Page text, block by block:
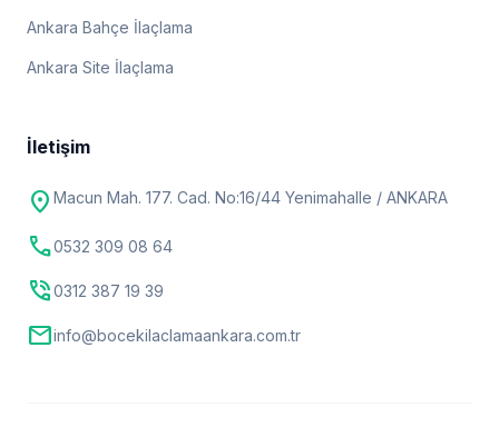
Ankara Bahçe İlaçlama
Ankara Site İlaçlama
İletişim
location_on Macun Mah. 177. Cad. No:16/44 Yenimahalle / ANKARA
call0532 309 08 64
phone_in_talk0312 387 19 39
mailinfo@bocekilaclamaankara.com.tr